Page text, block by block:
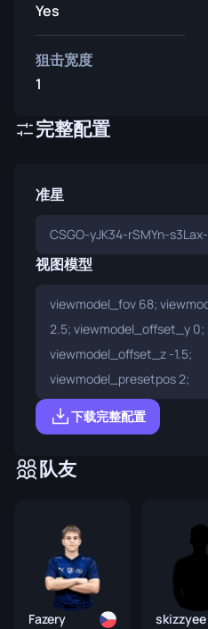
Yes
狙击宽度
1
完整配置
准星
CSGO-yJK34-rSMYn-
视图模型
viewmodel_fov 68;
2.5; viewmodel_offset_y 0;
viewmodel_offset_z -1.5;
viewmodel_presetpos 2;
下载完整配置
队友
Fazery skizzyee